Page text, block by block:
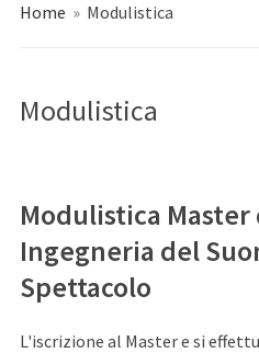
Home » Modulistica
Modulistica
Modulistica
Ingegneria del
Spettacolo
L'iscrizione al Master e si